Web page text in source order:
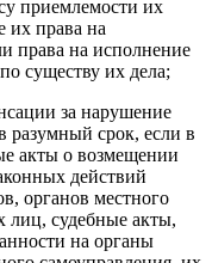
приемлемости их
их права на
права на исполнение
существу их дела;
за нарушение
разумный срок, если в
акты о возмещении
действий
органов местного
лиц, судебные акты,
на органы